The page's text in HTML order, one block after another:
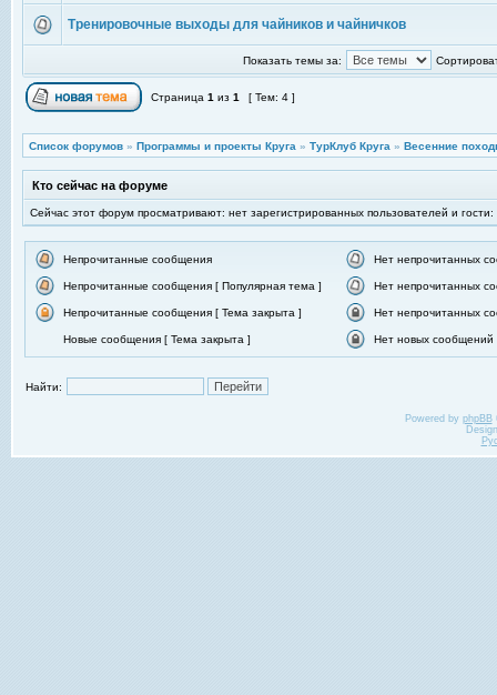
Тренировочные выходы для чайников и чайничков
Показать темы за:
Страница 1 из 1 [ Тем: 4 ]
Список форумов » Программы и проекты Круга » ТурКлуб Круга » Весенние
Кто сейчас на форуме
Сейчас этот форум просматривают: нет зарегистрированных пользователей и гости:
Непрочитанные сообщения Нет непрочитанных
Непрочитанные сообщения [ Популярная тема ] Нет непрочитанных
Непрочитанные сообщения [ Тема закрыта ] Нет непрочитанных
Новые сообщения [ Тема закрыта ] Нет новых сообщений
Найти:
Powered by phpBB